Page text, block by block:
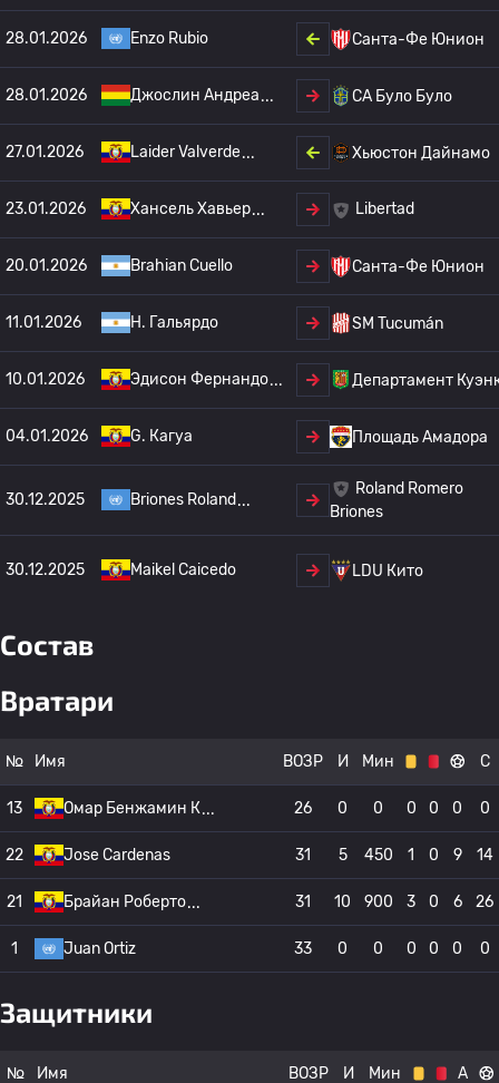
28.01.2026 Enzo Rubio Санта-Фе Юнион
28.01.2026 Джослин Андреа СА Було Було
27.01.2026 Laider Valverde Хьюстон Дайнамо
23.01.2026 Хансель Хавьер Libertad
20.01.2026 Brahian Cuello Санта-Фе Юнион
11.01.2026 Н. Гальярдо SM Tucumán
10.01.2026 Эдисон Фернандо Департамент
04.01.2026 G. Кагуа Площадь Амадора
30.12.2025 Briones Roland
Roland Romero
Briones
30.12.2025 Maikel Caicedo LDU Кито
Состав
Вратари
№ Имя ВОЗР И Мин С
13 Омар Бенжамин К 26 0 0 0 0 0 0
22 Jose Cardenas 31 5 450 1 0 9 14
21 Брайан Роберто 31 10 900 3 0 6 26
1 Juan Ortiz 33 0 0 0 0 0 0
Защитники
№ Имя ВОЗР И Мин А